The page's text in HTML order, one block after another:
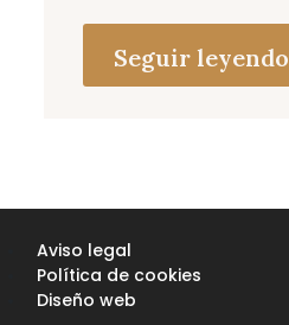
Seguir leyendo
Aviso legal
Política de cookies
Diseño web